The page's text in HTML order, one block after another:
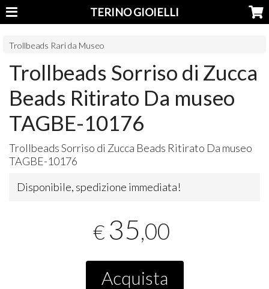
TERINO GIOIELLI
Trollbeads Rari da Museo
Trollbeads Sorriso di Zucca
Beads Ritirato Da museo
TAGBE-10176
Trollbeads Sorriso di Zucca Beads Ritirato Da museo
TAGBE-10176
Disponibile, spedizione immediata!
€ 35,00
Acquista